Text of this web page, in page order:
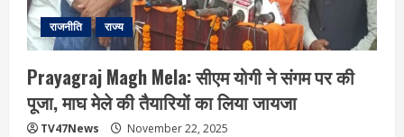
राजनीति राज्य
Prayagraj Magh Mela: सीएम योगी ने संगम पर की
पूजा, माघ मेले की तैयारियों का लिया जायजा
TV47News November 22, 2025